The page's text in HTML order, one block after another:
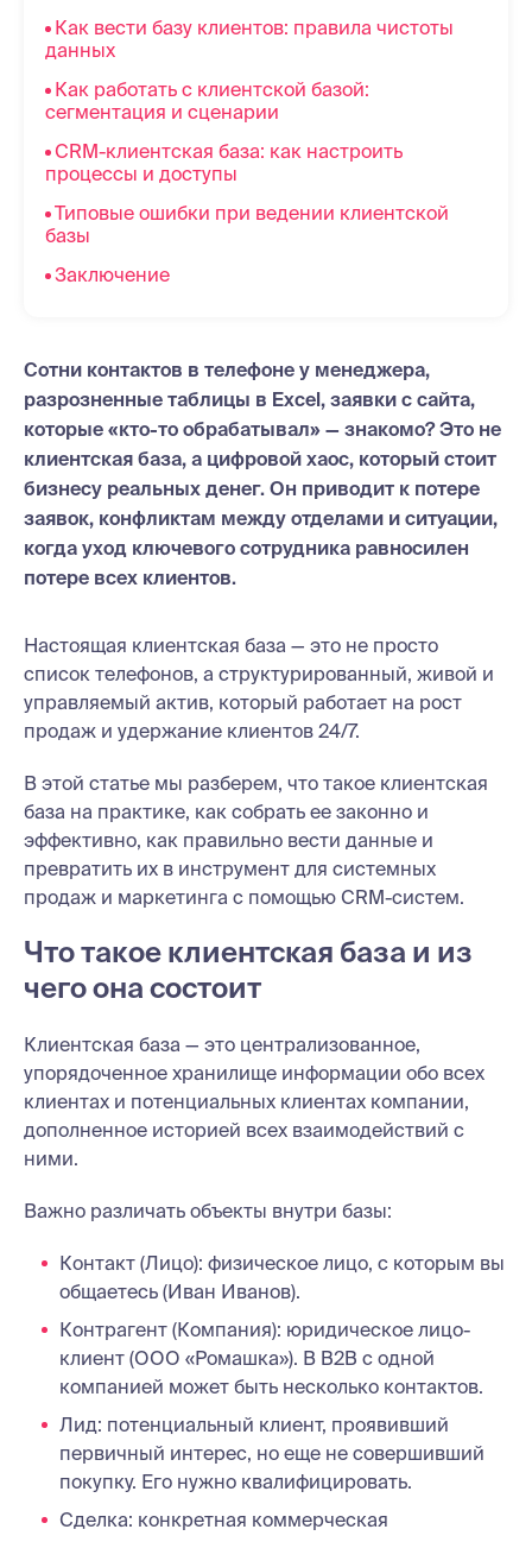
Как вести базу клиентов: правила чистоты
данных
Как работать с клиентской базой:
сегментация и сценарии
CRM-клиентская база: как настроить
процессы и доступы
Типовые ошибки при ведении клиентской
базы
Заключение
Сотни контактов в телефоне у менеджера,
разрозненные таблицы в Excel, заявки с сайта,
которые «кто-то обрабатывал» — знакомо? Это не
клиентская база, а цифровой хаос, который стоит
бизнесу реальных денег. Он приводит к потере
заявок, конфликтам между отделами и ситуации,
когда уход ключевого сотрудника равносилен
потере всех клиентов.
Настоящая клиентская база — это не просто
список телефонов, а структурированный, живой и
управляемый актив, который работает на рост
продаж и удержание клиентов 24/7.
В этой статье мы разберем, что такое клиентская
база на практике, как собрать ее законно и
эффективно, как правильно вести данные и
превратить их в инструмент для системных
продаж и маркетинга с помощью CRM-систем.
Что такое клиентская база и из
чего она состоит
Клиентская база — это централизованное,
упорядоченное хранилище информации обо всех
клиентах и потенциальных клиентах компании,
дополненное историей всех взаимодействий с
ними.
Важно различать объекты внутри базы:
Контакт (Лицо): физическое лицо, с которым вы
общаетесь (Иван Иванов).
Контрагент (Компания): юридическое лицо-
клиент (ООО «Ромашка»). В B2B с одной
компанией может быть несколько контактов.
Лид: потенциальный клиент, проявивший
первичный интерес, но еще не совершивший
покупку. Его нужно квалифицировать.
Сделка: конкретная коммерческая